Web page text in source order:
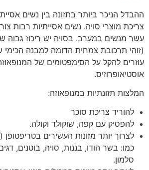
ההבדל הניכר ביותר בתזונה בין נשים
צריכת מוצרי סויה. נשים אסייתיות רבות
עשר מנשים במערב. בסויה יש ריכוז גבוה
(זוהי תרכובת צמחית הדומה למבנה
עוזרים להקל על הסימפטומים של
אוסטיאופרוזיס.
המלצות תזונתיות במנופאוזה:
להוריד צריכת סוכר
להפסיק עם קפה, שוקולד וקולה.
לצרוך יותר מזונות העשירים בטריפטופן
כמו: בשר הודו, בננות, סויה, בוטנים,
סלמון.